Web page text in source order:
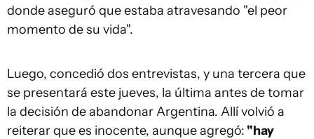
donde aseguró que estaba atravesando "el peor
momento de su vida".
Luego, concedió dos entrevistas, y una tercera que
se presentará este jueves, la última antes de tomar
la decisión de abandonar Argentina. Allí volvió a
reiterar que es inocente, aunque agregó: "hay